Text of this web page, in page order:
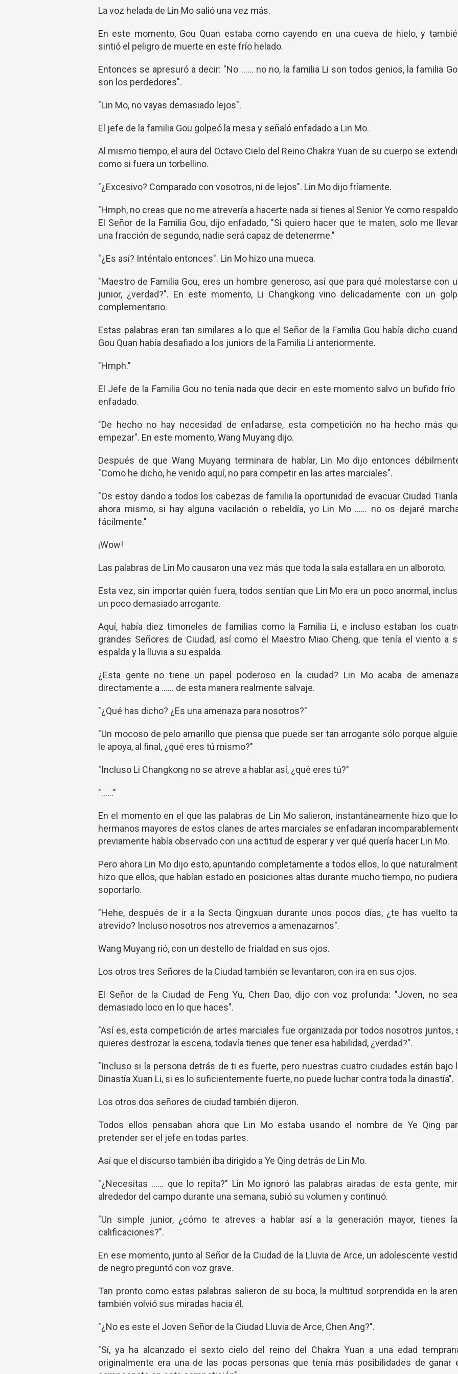
La voz helada de Lin Mo salió una vez más.
En este momento, Gou Quan estaba como cayendo en una cueva de hielo, y
sintió el peligro de muerte en este frío helado.
Entonces se apresuró a decir: "No ...... no no, la familia Li son todos genios, la familia
son los perdedores".
"Lin Mo, no vayas demasiado lejos".
El jefe de la familia Gou golpeó la mesa y señaló enfadado a Lin Mo.
Al mismo tiempo, el aura del Octavo Cielo del Reino Chakra Yuan de su cuerpo se
como si fuera un torbellino.
"¿Excesivo? Comparado con vosotros, ni de lejos". Lin Mo dijo fríamente.
"Hmph, no creas que no me atrevería a hacerte nada si tienes al Senior Ye como
El Señor de la Familia Gou, dijo enfadado, "Si quiero hacer que te maten, solo me
una fracción de segundo, nadie será capaz de detenerme."
"¿Es así? Inténtalo entonces". Lin Mo hizo una mueca.
"Maestro de Familia Gou, eres un hombre generoso, así que para qué molestarse con
junior, ¿verdad?". En este momento, Li Changkong vino delicadamente con un
complementario.
Estas palabras eran tan similares a lo que el Señor de la Familia Gou había dicho
Gou Quan había desafiado a los juniors de la Familia Li anteriormente.
"Hmph."
El Jefe de la Familia Gou no tenía nada que decir en este momento salvo un bufido frío
enfadado.
"De hecho no hay necesidad de enfadarse, esta competición no ha hecho más
empezar". En este momento, Wang Muyang dijo.
Después de que Wang Muyang terminara de hablar, Lin Mo dijo entonces
"Como he dicho, he venido aquí, no para competir en las artes marciales".
"Os estoy dando a todos los cabezas de familia la oportunidad de evacuar Ciudad
ahora mismo, si hay alguna vacilación o rebeldía, yo Lin Mo ...... no os dejaré
fácilmente."
¡Wow!
Las palabras de Lin Mo causaron una vez más que toda la sala estallara en un alboroto.
Esta vez, sin importar quién fuera, todos sentían que Lin Mo era un poco anormal,
un poco demasiado arrogante.
Aquí, había diez timoneles de familias como la Familia Li, e incluso estaban los
grandes Señores de Ciudad, así como el Maestro Miao Cheng, que tenía el viento a
espalda y la lluvia a su espalda.
¿Esta gente no tiene un papel poderoso en la ciudad? Lin Mo acaba de
directamente a ...... de esta manera realmente salvaje.
"¿Qué has dicho? ¿Es una amenaza para nosotros?"
"Un mocoso de pelo amarillo que piensa que puede ser tan arrogante sólo porque
le apoya, al final, ¿qué eres tú mismo?"
"Incluso Li Changkong no se atreve a hablar así, ¿qué eres tú?"
"......"
En el momento en el que las palabras de Lin Mo salieron, instantáneamente hizo que
hermanos mayores de estos clanes de artes marciales se enfadaran
previamente había observado con una actitud de esperar y ver qué quería hacer Lin Mo.
Pero ahora Lin Mo dijo esto, apuntando completamente a todos ellos, lo que
hizo que ellos, que habían estado en posiciones altas durante mucho tiempo, no
soportarlo.
"Hehe, después de ir a la Secta Qingxuan durante unos pocos días, ¿te has vuelto
atrevido? Incluso nosotros nos atrevemos a amenazarnos".
Wang Muyang rió, con un destello de frialdad en sus ojos.
Los otros tres Señores de la Ciudad también se levantaron, con ira en sus ojos.
El Señor de la Ciudad de Feng Yu, Chen Dao, dijo con voz profunda: "Joven, no
demasiado loco en lo que haces".
"Así es, esta competición de artes marciales fue organizada por todos nosotros juntos,
quieres destrozar la escena, todavía tienes que tener esa habilidad, ¿verdad?".
"Incluso si la persona detrás de ti es fuerte, pero nuestras cuatro ciudades están bajo
Dinastía Xuan Li, si es lo suficientemente fuerte, no puede luchar contra toda la dinastía".
Los otros dos señores de ciudad también dijeron.
Todos ellos pensaban ahora que Lin Mo estaba usando el nombre de Ye Qing
pretender ser el jefe en todas partes.
Así que el discurso también iba dirigido a Ye Qing detrás de Lin Mo.
"¿Necesitas ...... que lo repita?" Lin Mo ignoró las palabras airadas de esta gente,
alrededor del campo durante una semana, subió su volumen y continuó.
"Un simple junior, ¿cómo te atreves a hablar así a la generación mayor, tienes
calificaciones?".
En ese momento, junto al Señor de la Ciudad de la Lluvia de Arce, un adolescente
de negro preguntó con voz grave.
Tan pronto como estas palabras salieron de su boca, la multitud sorprendida en la
también volvió sus miradas hacia él.
"¿No es este el Joven Señor de la Ciudad Lluvia de Arce, Chen Ang?".
"Sí, ya ha alcanzado el sexto cielo del reino del Chakra Yuan a una edad
originalmente era una de las pocas personas que tenía más posibilidades de ganar